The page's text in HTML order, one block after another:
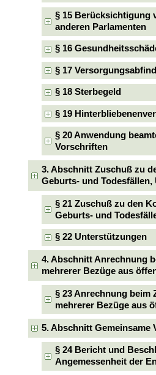
§ 15 Berücksichtigung
anderen Parlamenten
§ 16
§ 17
§ 18 Sterbegeld
§ 19
§ 20 Anwendung
Vorschriften
3. Abschnitt Zuschuß zu
Geburts- und
§ 21 Zuschuß zu den
Geburts- und
§ 22 Unterstützungen
4. Abschnitt Anrechnung
mehrerer Bezüge aus
§ 23 Anrechnung beim
mehrerer Bezüge aus
5. Abschnitt Gemeinsame
§ 24 Bericht und
Angemessenheit der